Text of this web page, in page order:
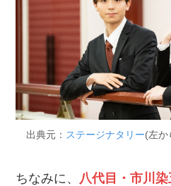
出典元： ステージナタリー(左か
ちなみに、 八代目・市川